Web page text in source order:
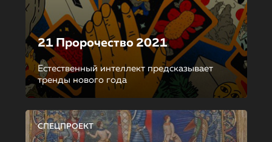
21 Пророчество 2021
Естественный интеллект предсказывает
тренды нового года
СПЕЦПРОЕКТ